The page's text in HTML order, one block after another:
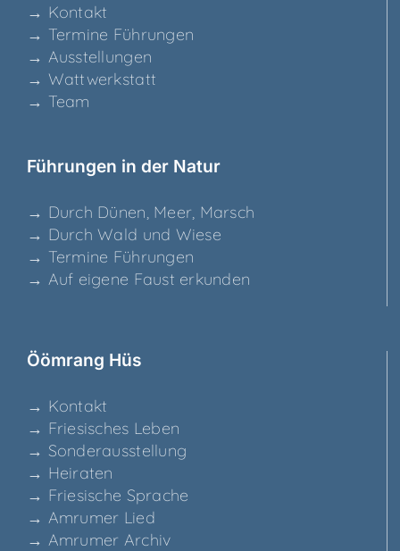
→ Kon­takt
→ Ter­mi­ne Führungen
→ Aus­stel­lun­gen
→ Watt­werk­statt
→ Team
Füh­run­gen in der Natur
→ Durch Dünen, Meer, Marsch
→ Durch Wald und Wiese
→ Ter­mi­ne Führungen
→ Auf eige­ne Faust erkunden
Ööm­rang Hüs
→ Kon­takt
→ Frie­si­sches Leben
→ Son­der­aus­stel­lung
→ Hei­ra­ten
→ Frie­si­sche Sprache
→ Amru­mer Lied
→ Amru­mer Archiv